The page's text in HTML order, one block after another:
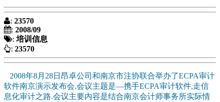
: 23570
: 2008/09
: 培训信息
: 23570
2008年8月28日昂卓公司和南京市注协联合举办了ECPA审计
软件南京演示发布会.会议主题是—携手ECPA审计软件,走信
息化审计之路.会议主要内容是结合南京会计师事务所实际情